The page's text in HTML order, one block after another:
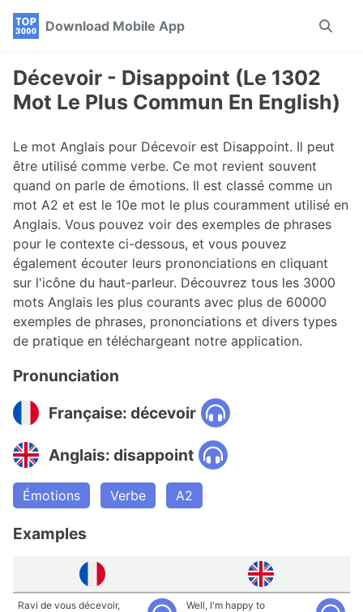
Skip
navigation
Skip
Skip
Download Mobile App
Toggle
Décevoir - Disappoint (Le 1302
Mot Le Plus Commun En English)
Le mot Anglais pour Décevoir est Disappoint. Il peut
être utilisé comme verbe. Ce mot revient souvent
quand on parle de émotions. Il est classé comme un
mot A2 et est le 10e mot le plus couramment utilisé en
Anglais. Vous pouvez voir des exemples de phrases
pour le contexte ci-dessous, et vous pouvez
également écouter leurs prononciations en cliquant
sur l'icône du haut-parleur. Découvrez tous les 3000
mots Anglais les plus courants avec plus de 60000
exemples de phrases, prononciations et divers types
de pratique en téléchargeant notre application.
Pronunciation
Française: décevoir
Anglais: disappoint
Émotions Verbe A2
Examples
Ravi de vous décevoir,
Well, I'm happy to